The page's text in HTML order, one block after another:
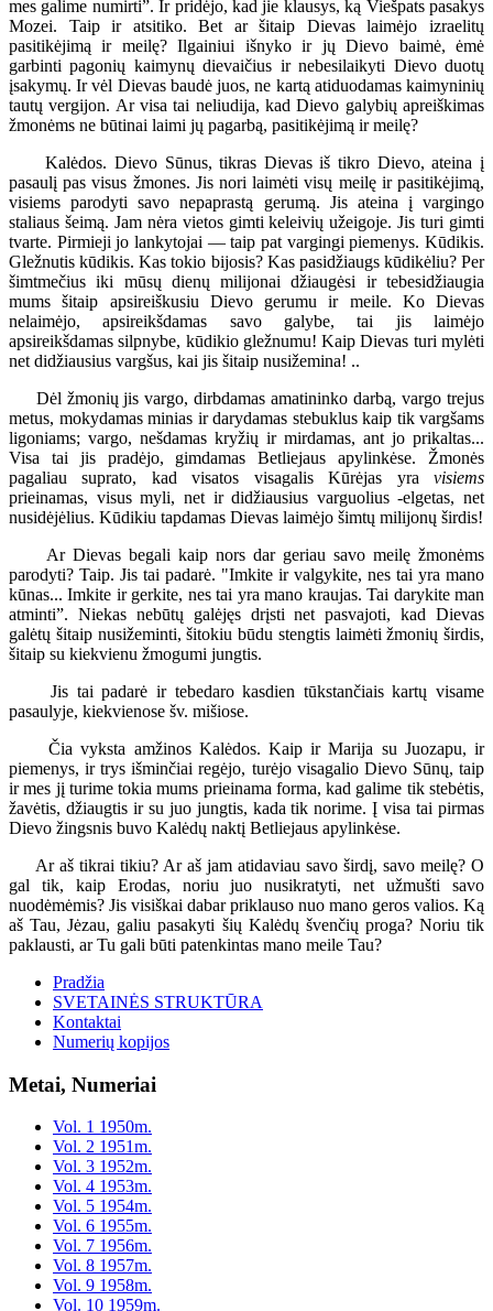
mes galime numirti”. Ir pridėjo, kad jie klausys, ką Viešpats pasakys
Mozei. Taip ir atsitiko. Bet ar šitaip Dievas laimėjo izraelitų
pasitikėjimą ir meilę? Ilgainiui išnyko ir jų Dievo baimė, ėmė
garbinti pagonių kaimynų dievaičius ir nebesilaikyti Dievo duotų
įsakymų. Ir vėl Dievas baudė juos, ne kartą atiduodamas kaimyninių
tautų vergijon. Ar visa tai neliudija, kad Dievo galybių apreiškimas
žmonėms ne būtinai laimi jų pagarbą, pasitikėjimą ir meilę?
Kalėdos. Dievo Sūnus, tikras Dievas iš tikro Dievo, ateina į
pasaulį pas visus žmones. Jis nori laimėti visų meilę ir pasitikėjimą,
visiems parodyti savo nepaprastą gerumą. Jis ateina į vargingo
staliaus šeimą. Jam nėra vietos gimti keleivių užeigoje. Jis turi gimti
tvarte. Pirmieji jo lankytojai — taip pat vargingi piemenys. Kūdikis.
Gležnutis kūdikis. Kas tokio bijosis? Kas pasidžiaugs kūdikėliu? Per
šimtmečius iki mūsų dienų milijonai džiaugėsi ir tebesidžiaugia
mums šitaip apsireiškusiu Dievo gerumu ir meile. Ko Dievas
nelaimėjo, apsireikšdamas savo galybe, tai jis laimėjo
apsireikšdamas silpnybe, kūdikio gležnumu! Kaip Dievas turi mylėti
net didžiausius vargšus, kai jis šitaip nusižemina! ..
Dėl žmonių jis vargo, dirbdamas amatininko darbą, vargo trejus
metus, mokydamas minias ir darydamas stebuklus kaip tik vargšams
ligoniams; vargo, nešdamas kryžių ir mirdamas, ant jo prikaltas...
Visa tai jis pradėjo, gimdamas Betliejaus apylinkėse. Žmonės
pagaliau suprato, kad visatos visagalis Kūrėjas yra visiems
prieinamas, visus myli, net ir didžiausius varguolius -elgetas, net
nusidėjėlius. Kūdikiu tapdamas Dievas laimėjo šimtų milijonų širdis!
Ar Dievas begali kaip nors dar geriau savo meilę žmonėms
parodyti? Taip. Jis tai padarė. "Imkite ir valgykite, nes tai yra mano
kūnas... Imkite ir gerkite, nes tai yra mano kraujas. Tai darykite man
atminti”. Niekas nebūtų galėjęs drįsti net pasvajoti, kad Dievas
galėtų šitaip nusižeminti, šitokiu būdu stengtis laimėti žmonių širdis,
šitaip su kiekvienu žmogumi jungtis.
Jis tai padarė ir tebedaro kasdien tūkstančiais kartų visame
pasaulyje, kiekvienose šv. mišiose.
Čia vyksta amžinos Kalėdos. Kaip ir Marija su Juozapu, ir
piemenys, ir trys išminčiai regėjo, turėjo visagalio Dievo Sūnų, taip
ir mes jį turime tokia mums prieinama forma, kad galime tik stebėtis,
žavėtis, džiaugtis ir su juo jungtis, kada tik norime. Į visa tai pirmas
Dievo žingsnis buvo Kalėdų naktį Betliejaus apylinkėse.
Ar aš tikrai tikiu? Ar aš jam atidaviau savo širdį, savo meilę? O
gal tik, kaip Erodas, noriu juo nusikratyti, net užmušti savo
nuodėmėmis? Jis visiškai dabar priklauso nuo mano geros valios. Ką
aš Tau, Jėzau, galiu pasakyti šių Kalėdų švenčių proga? Noriu tik
paklausti, ar Tu gali būti patenkintas mano meile Tau?
Pradžia
SVETAINĖS STRUKTŪRA
Kontaktai
Numerių kopijos
Metai, Numeriai
Vol. 1 1950m.
Vol. 2 1951m.
Vol. 3 1952m.
Vol. 4 1953m.
Vol. 5 1954m.
Vol. 6 1955m.
Vol. 7 1956m.
Vol. 8 1957m.
Vol. 9 1958m.
Vol. 10 1959m.